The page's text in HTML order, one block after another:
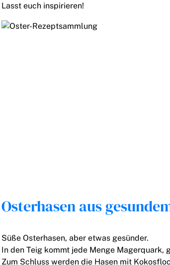
Lasst euch inspirieren!
Osterhasen aus
Süße Osterhasen, aber etwas gesünder.
In den Teig kommt jede Menge
Zum Schluss werden die Hasen mit